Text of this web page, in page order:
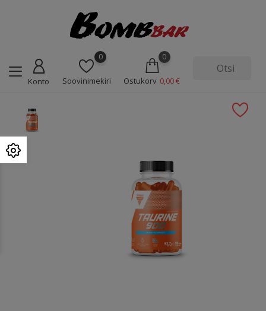
Konto
0
Soovinimekiri
0
Ostukorv 0,00 €